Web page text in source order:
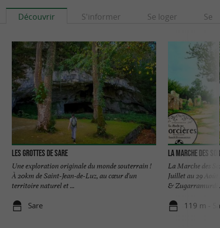
Découvrir S'informer Se loger Se
Les Grottes de Sare
Une exploration originale du monde souterrain !
À 20km de Saint-Jean-de-Luz, au cœur d'un
territoire naturel et ...
Sare
La Marche des
La Marche des
Juillet au 29
& Zugarramurdi
119 m -